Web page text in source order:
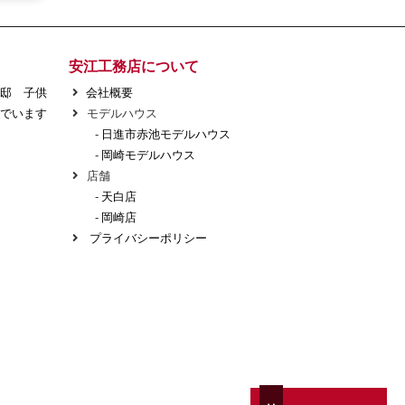
邸 子供
います
安江工務店について
会社概要
モデルハウス
- 日進市赤池モデルハウス
- 岡崎モデルハウス
店舗
- 天白店
- 岡崎店
プライバシーポリシー